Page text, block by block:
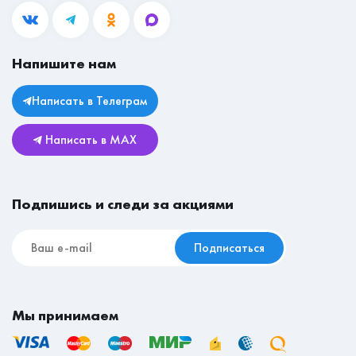
Подпишись и следи за акциями
Подписаться
Мы принимаем
Напишите нам
Написать в Телеграм
Написать в MAX
Гостиные
Комоды
Детские
Реставрационные материалы
Блог
Личный кабинет
Юридическая информация
Возврат и обмен
mail@mebeleconom.com
Магазины